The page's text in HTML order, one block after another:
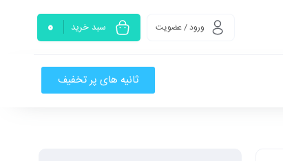
ورود / عضویت سبد خرید 0
ثانیه های پر تخفیف